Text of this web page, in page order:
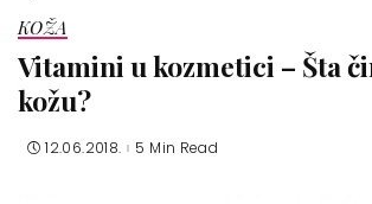
KOŽA
Vitamini u kozmetici – Šta
kožu?
12.06.2018. 5 Min Read